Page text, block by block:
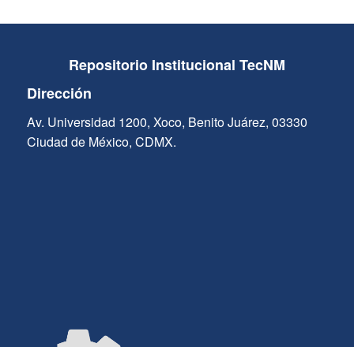
Repositorio Institucional TecNM
Dirección
Av. Universidad 1200, Xoco, Benito Juárez, 03330
Ciudad de México, CDMX.